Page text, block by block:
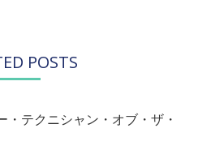
POSTS
・テクニシャン・オブ・ザ・